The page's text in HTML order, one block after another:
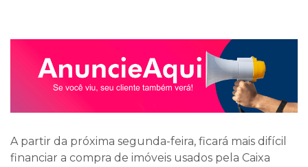
A partir da próxima segunda-feira, ficará mais difícil
financiar a compra de imóveis usados pela Caixa